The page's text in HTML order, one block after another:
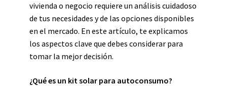
vivienda o negocio requiere un análisis cuidadoso
de tus necesidades y de las opciones disponibles
en el mercado. En este artículo, te explicamos
los aspectos clave que debes considerar para
tomar la mejor decisión.
¿Qué es un kit solar para autoconsumo?